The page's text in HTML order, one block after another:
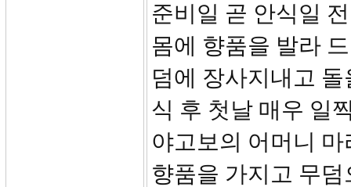
준비일 곧 안식일
몸에 향품을 발라
덤에 장사지내고
식 후 첫날 매우 일
야고보의 어머니
향품을 가지고 무